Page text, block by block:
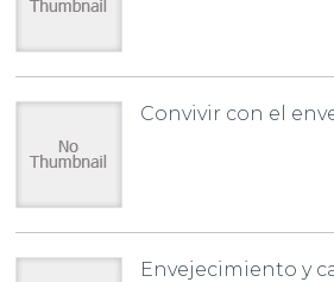
Convivir con el
Envejecimiento y